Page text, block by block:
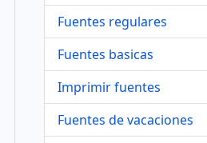
Fuentes regulares
Fuentes basicas
Imprimir fuentes
Fuentes de vacaciones